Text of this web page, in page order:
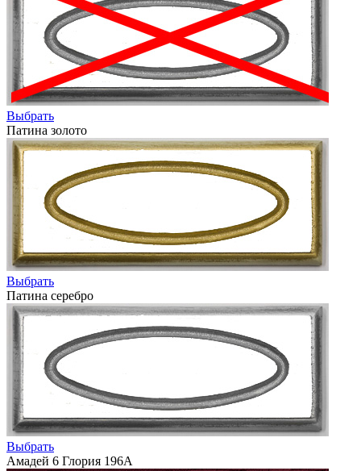
Выбрать
Патина золото
Выбрать
Патина серебро
Выбрать
Амадей 6 Глория 196А